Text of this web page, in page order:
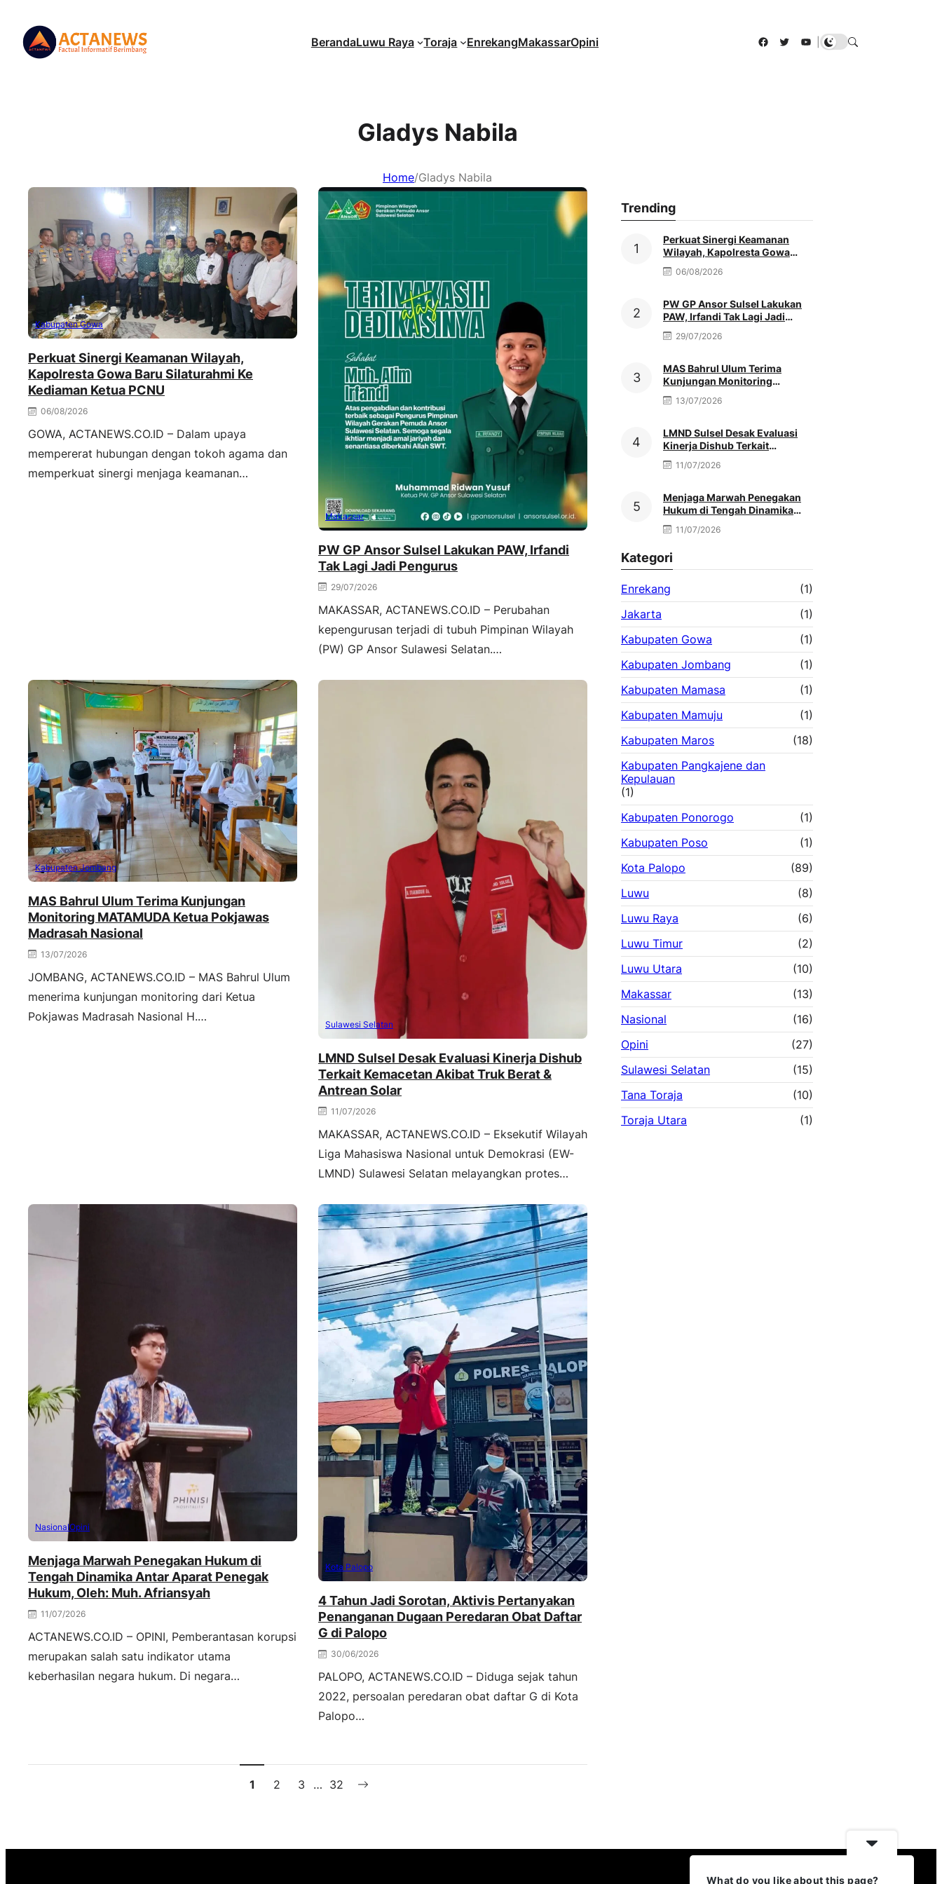
BerandaLuwu Raya Toraja EnrekangMakassarOpini Facebook
TwitterYouTube
Gladys Nabila
Home/Gladys Nabila
Kabupaten Gowa
Perkuat Sinergi Keamanan Wilayah,
Kapolresta Gowa Baru Silaturahmi Ke
Kediaman Ketua PCNU
06/08/2026
GOWA, ACTANEWS.CO.ID – Dalam upaya
mempererat hubungan dengan tokoh agama dan
memperkuat sinergi menjaga keamanan…
Makassar
PW GP Ansor Sulsel Lakukan PAW, Irfandi
Tak Lagi Jadi Pengurus
29/07/2026
MAKASSAR, ACTANEWS.CO.ID – Perubahan
kepengurusan terjadi di tubuh Pimpinan Wilayah
(PW) GP Ansor Sulawesi Selatan.…
Kabupaten Jombang
MAS Bahrul Ulum Terima Kunjungan
Monitoring MATAMUDA Ketua Pokjawas
Madrasah Nasional
13/07/2026
JOMBANG, ACTANEWS.CO.ID – MAS Bahrul Ulum
menerima kunjungan monitoring dari Ketua
Pokjawas Madrasah Nasional H.…
Sulawesi Selatan
LMND Sulsel Desak Evaluasi Kinerja Dishub
Terkait Kemacetan Akibat Truk Berat &
Antrean Solar
11/07/2026
MAKASSAR, ACTANEWS.CO.ID – Eksekutif Wilayah
Liga Mahasiswa Nasional untuk Demokrasi (EW-
LMND) Sulawesi Selatan melayangkan protes…
NasionalOpini
Menjaga Marwah Penegakan Hukum di
Tengah Dinamika Antar Aparat Penegak
Hukum, Oleh: Muh. Afriansyah
11/07/2026
ACTANEWS.CO.ID – OPINI, Pemberantasan korupsi
merupakan salah satu indikator utama
keberhasilan negara hukum. Di negara…
Kota Palopo
4 Tahun Jadi Sorotan, Aktivis Pertanyakan
Penanganan Dugaan Peredaran Obat Daftar
G di Palopo
30/06/2026
PALOPO, ACTANEWS.CO.ID – Diduga sejak tahun
2022, persoalan peredaran obat daftar G di Kota
Palopo…
1 2 3 … 32
Trending
Perkuat Sinergi Keamanan
Wilayah, Kapolresta Gowa
Baru Silaturahmi Ke Kediaman
Ketua PCNU
06/08/2026
PW GP Ansor Sulsel Lakukan
PAW, Irfandi Tak Lagi Jadi
Pengurus
29/07/2026
MAS Bahrul Ulum Terima
Kunjungan Monitoring
MATAMUDA Ketua Pokjawas
Madrasah Nasional
13/07/2026
LMND Sulsel Desak Evaluasi
Kinerja Dishub Terkait
Kemacetan Akibat Truk Berat &
Antrean Solar
11/07/2026
Menjaga Marwah Penegakan
Hukum di Tengah Dinamika
Antar Aparat Penegak Hukum,
Oleh: Muh. Afriansyah
11/07/2026
Kategori
Enrekang
(1)
Jakarta
(1)
Kabupaten Gowa
(1)
Kabupaten Jombang
(1)
Kabupaten Mamasa
(1)
Kabupaten Mamuju
(1)
Kabupaten Maros
(18)
Kabupaten Pangkajene dan
Kepulauan
(1)
Kabupaten Ponorogo
(1)
Kabupaten Poso
(1)
Kota Palopo
(89)
Luwu
(8)
Luwu Raya
(6)
Luwu Timur
(2)
Luwu Utara
(10)
Makassar
(13)
Nasional
(16)
Opini
(27)
Sulawesi Selatan
(15)
Tana Toraja
(10)
Toraja Utara
(1)
What do you like about this page?